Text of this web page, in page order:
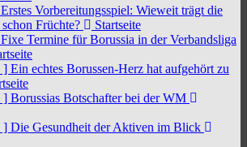
Erstes Vorbereitungsspiel: Wieweit trägt die
Früchte?
Startseite
Fixe Termine für Borussia in der Verbandsliga
] Ein echtes Borussen-Herz hat aufgehört zu
] Borussias Botschafter bei der WM
] Die Gesundheit der Aktiven im Blick